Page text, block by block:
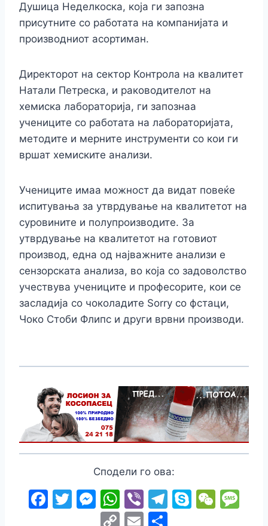
Душица Неделкоска, која ги запозна
присутните со работата на компанијата и
производниот асортиман.
Директорот на сектор Контрола на квалитет
Натали Петреска, и раководителот на
хемиска лабораторија, ги запознаа
учениците со работата на лабораторијата,
методите и мерните инструменти со кои ги
вршат хемиските анализи.
Учениците имаа можност да видат повеќе
испитувања за утврдување на квалитетот на
суровините и полупроизводите. За
утврдување на квалитетот на готовиот
производ, една од најважните анализи е
сензорската анализа, во која со задоволство
учествува учениците и професорите, кои се
засладија со чоколадите Sorry со фстаци,
Чоко Стоби Флипс и други врвни производи.
Сподели го ова:
F T M
e
W
h
Vi
b
T S W
C E